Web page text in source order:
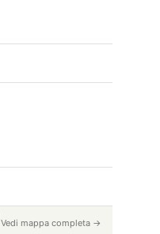
Vedi mappa completa →